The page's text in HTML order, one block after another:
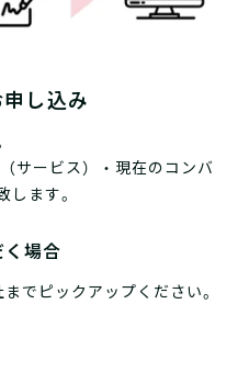
し込み
サービス）・現在のコンバ
ます。
場合
でピックアップください。